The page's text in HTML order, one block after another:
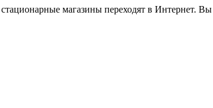
магазины переходят в Интернет.